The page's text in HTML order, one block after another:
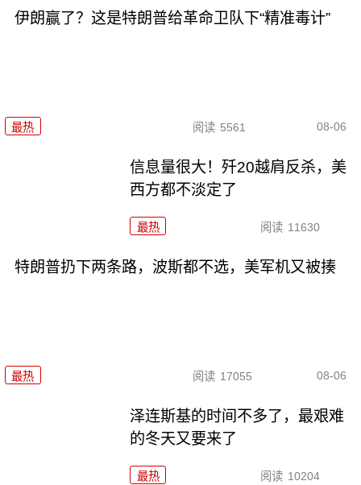
伊朗赢了？这是特朗普给革命卫队下“精准毒计”
最热 阅读 5561 08-06
信息量很大！歼20越肩反杀，美
西方都不淡定了
最热 阅读 11630
特朗普扔下两条路，波斯都不选，美军机又被揍
最热 阅读 17055 08-06
泽连斯基的时间不多了，最艰难
的冬天又要来了
最热 阅读 10204